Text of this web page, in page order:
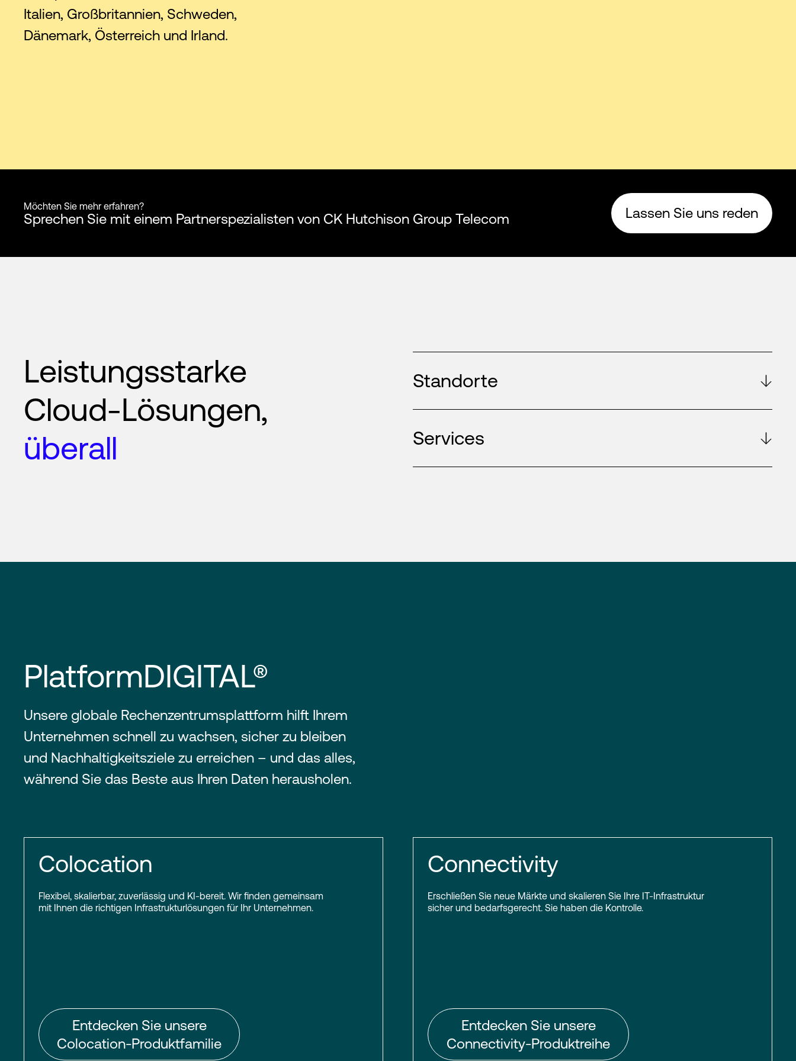
Italien, Großbritannien, Schweden,
Dänemark, Österreich und Irland.
Möchten Sie mehr erfahren?
Sprechen Sie mit einem Partnerspezialisten von CK Hutchison Group Telecom Lassen Sie uns reden
Leistungsstarke
Cloud-Lösungen,
überall
Standorte
Services
PlatformDIGITAL®
Unsere globale Rechenzentrumsplattform hilft Ihrem
Unternehmen schnell zu wachsen, sicher zu bleiben
und Nachhaltigkeitsziele zu erreichen – und das alles,
während Sie das Beste aus Ihren Daten herausholen.
Colocation
Flexibel, skalierbar, zuverlässig und KI-bereit. Wir finden gemeinsam
mit Ihnen die richtigen Infrastrukturlösungen für Ihr Unternehmen.
Entdecken Sie unsere
Colocation-Produktfamilie
Connectivity
Erschließen Sie neue Märkte und skalieren Sie Ihre IT-Infrastruktur
sicher und bedarfsgerecht. Sie haben die Kontrolle.
Entdecken Sie unsere
Connectivity-Produktreihe